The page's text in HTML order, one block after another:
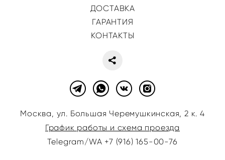
ДОСТАВКА
ГАРАНТИЯ
КОНТАКТЫ
Москва, ул. Большая Черемушкинская, 2 к. 4
График работы и схема проезда
Telegram/WA +7 (916) 165-00-76